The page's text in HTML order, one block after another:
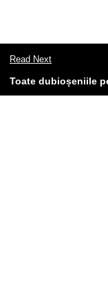
Read Next
Toate dubioșeniile